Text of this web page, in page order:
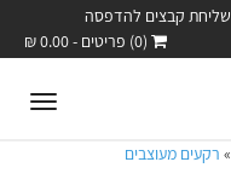
שליחת קבצים להדפסה
(0) פריטים - 0.00 ₪
» רקעים מעוצבים